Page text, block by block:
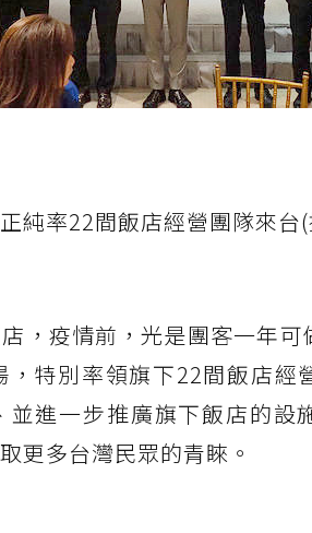
純率22間飯店經營團隊來台
，疫情前，光是團客一年
特別率領旗下22間飯店經
進一步推廣旗下飯店的設
更多台灣民眾的青睞。